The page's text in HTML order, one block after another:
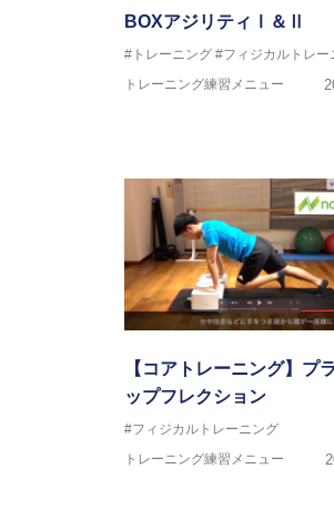
BOXアジリティⅠ＆Ⅱ
#トレーニング #フィジカルトレー
トレーニング練習メニュー
【コアトレーニング】プ
ップフレクション
#フィジカルトレーニング
トレーニング練習メニュー